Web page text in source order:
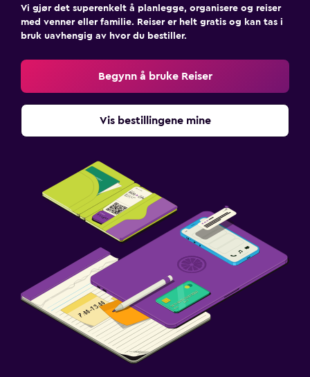
Vi gjør det superenkelt å planlegge, organisere og reiser
med venner eller familie. Reiser er helt gratis og kan tas i
bruk uavhengig av hvor du bestiller.
Begynn å bruke Reiser
Vis bestillingene mine